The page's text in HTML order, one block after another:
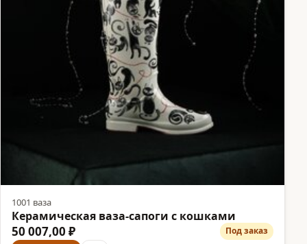
1001 ваза
Керамическая ваза-сапоги с кошками
50 007,00 ₽ Под заказ